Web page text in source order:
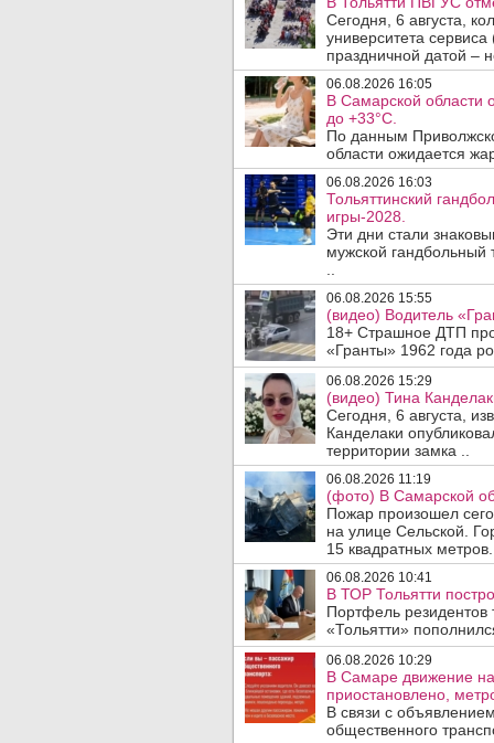
Сегодня, 6 августа,
университета
праздничной датой –
06.08.2026 16:05
В Самарской области
до +33°C.
По данным
области ожидается
06.08.2026 16:03
Тольяттинский
игры-2028.
Эти дни стали
мужской гандбольный
06.08.2026 15:55
(видео) Водитель
18+ Страшное ДТП
«Гранты» 1962 года
06.08.2026 15:29
(видео) Тина
Сегодня, 6 августа,
Канделаки
территории замка ..
06.08.2026 11:19
(фото) В Самарской
Пожар произошел
на улице Сельской.
15 квадратных метров.
06.08.2026 10:41
В ТОР Тольятти
Портфель
«Тольятти»
06.08.2026 10:29
В Самаре движение
приостановлено,
В связи с
общественного